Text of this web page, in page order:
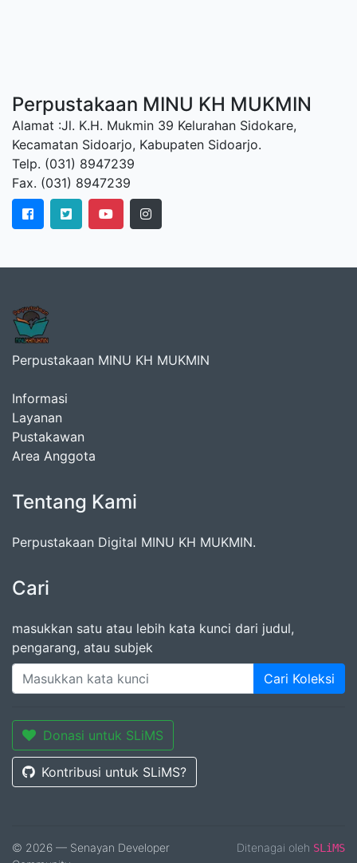
Perpustakaan MINU KH MUKMIN
Alamat :Jl. K.H. Mukmin 39 Kelurahan Sidokare,
Kecamatan Sidoarjo, Kabupaten Sidoarjo.
Telp. (031) 8947239
Fax. (031) 8947239
Perpustakaan MINU KH MUKMIN
Informasi
Layanan
Pustakawan
Area Anggota
Tentang Kami
Perpustakaan Digital MINU KH MUKMIN.
Cari
masukkan satu atau lebih kata kunci dari judul,
pengarang, atau subjek
Cari Koleksi
Donasi untuk SLiMS
Kontribusi untuk SLiMS?
© 2026 — Senayan Developer
Ditenagai oleh SLiMS